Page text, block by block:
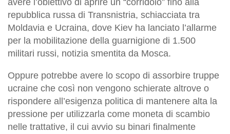
avere l’obiettivo di aprire un “corridoio” fino alla
repubblica russa di Transnistria, schiacciata tra
Moldavia e Ucraina, dove Kiev ha lanciato l’allarme
per la mobilitazione della guarnigione di 1.500
militari russi, notizia smentita da Mosca.
Oppure potrebbe avere lo scopo di assorbire truppe
ucraine che così non vengono schierate altrove o
rispondere all’esigenza politica di mantenere alta la
pressione per utilizzarla come moneta di scambio
nelle trattative, il cui avvio su binari finalmente